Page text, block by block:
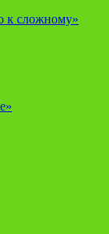
к сложному»